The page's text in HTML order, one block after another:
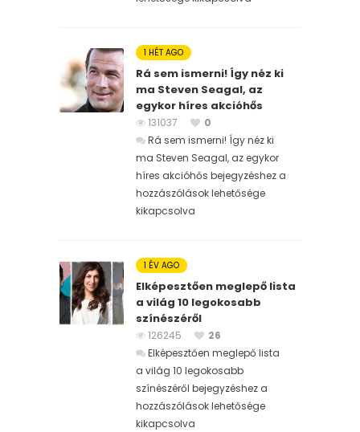
1 HÉT AGO
Rá sem ismerni! Így néz ki
ma Steven Seagal, az
egykor híres akcióhős
131037
0
Rá sem ismerni! Így néz ki
ma Steven Seagal, az egykor
híres akcióhős bejegyzéshez a
hozzászólások lehetősége
kikapcsolva
1 ÉV AGO
Elképesztően meglepő lista
a világ 10 legokosabb
színészéről
126245
26
Elképesztően meglepő lista
a világ 10 legokosabb
színészéről bejegyzéshez a
hozzászólások lehetősége
kikapcsolva